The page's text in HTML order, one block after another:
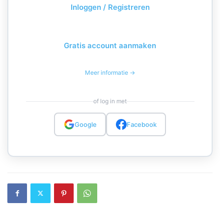
Inloggen / Registreren
Gratis account aanmaken
Meer informatie →
of log in met
Google Facebook